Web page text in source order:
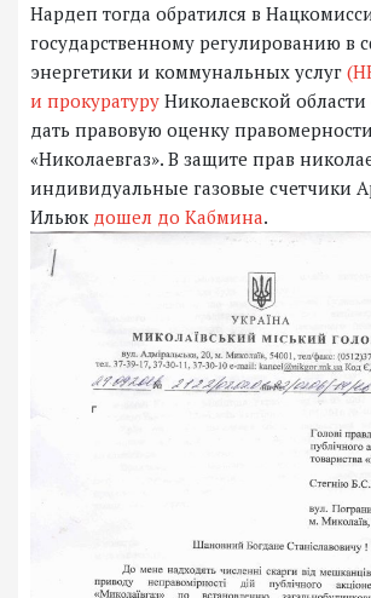
Нардеп тогда обратился в
государственному регулированию в
энергетики и коммунальных услуг
и прокуратуру Николаевской
дать правовую оценку
«Николаевгаз». В защите прав
индивидуальные газовые счетчики
Ильюк дошел до Кабмина.